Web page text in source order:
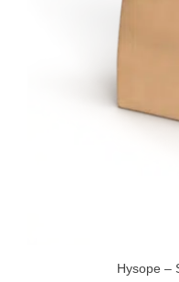
Hysope –